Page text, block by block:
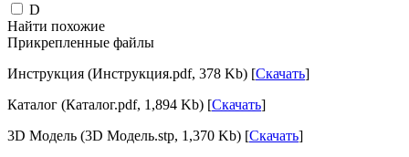
D
Найти похожие
Прикрепленные файлы
Инструкция (Инструкция.pdf, 378 Kb) [Скачать]
Каталог (Каталог.pdf, 1,894 Kb) [Скачать]
3D Модель (3D Модель.stp, 1,370 Kb) [Скачать]